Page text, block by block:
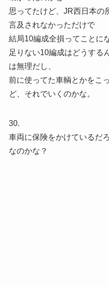
思ってたけど、JR西日本の
言及されなかっただけで
結局10編成全損ってことに
足りない10編成はどうする
は無理だし、
前に使ってた車輌とかをこ
ど、それでいくのかな。
30.
車両に保険をかけているだ
なのかな？